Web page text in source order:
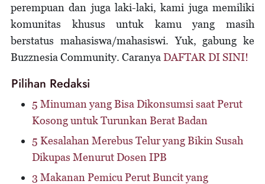
perempuan dan juga laki-laki, kami juga memiliki
komunitas khusus untuk kamu yang masih
berstatus mahasiswa/mahasiswi. Yuk, gabung ke
Buzznesia Community. Caranya DAFTAR DI SINI!
Pilihan Redaksi
5 Minuman yang Bisa Dikonsumsi saat Perut
Kosong untuk Turunkan Berat Badan
5 Kesalahan Merebus Telur yang Bikin Susah
Dikupas Menurut Dosen IPB
3 Makanan Pemicu Perut Buncit yang